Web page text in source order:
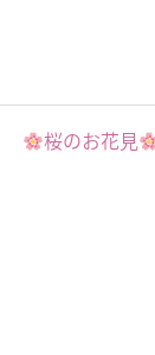
桜のお花見